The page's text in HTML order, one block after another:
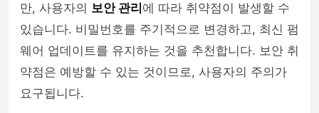
만, 사용자의 보안 관리 에 따라 취약점이 발생할 수
있습니다. 비밀번호를 주기적으로 변경하고, 최신 펌
웨어 업데이트를 유지하는 것을 추천합니다. 보안 취
약점은 예방할 수 있는 것이므로, 사용자의 주의가
요구됩니다.